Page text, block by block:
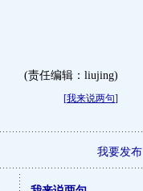
(责任编辑：liujing)
[我来说两句]
我要发布